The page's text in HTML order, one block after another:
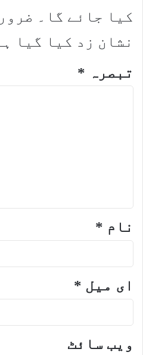
کیا جائے گا۔
نشان زد کیا گیا
تبصرہ *
نام *
ای میل *
ویب‌ سائٹ